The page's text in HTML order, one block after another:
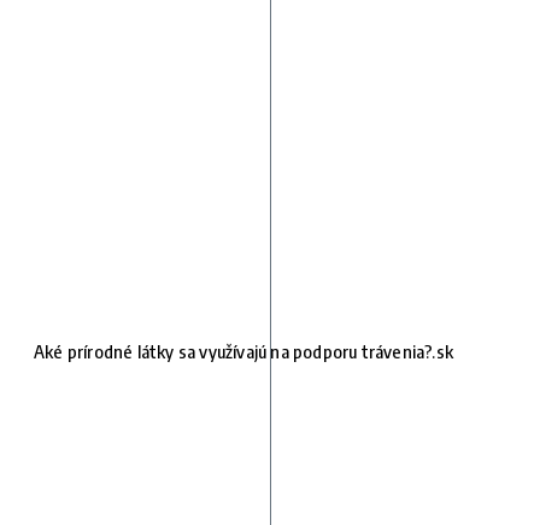
Aké prírodné látky sa využívajú na podporu trávenia?.sk